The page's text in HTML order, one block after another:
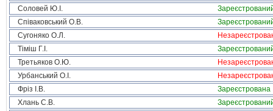
Соловей Ю.І.
Співаковський О.В.
Сугоняко О.Л.
Тіміш Г.І.
Третьяков О.Ю.
Урбанський О.І.
Фріз І.В.
Зареєстрована
Хлань С.В.